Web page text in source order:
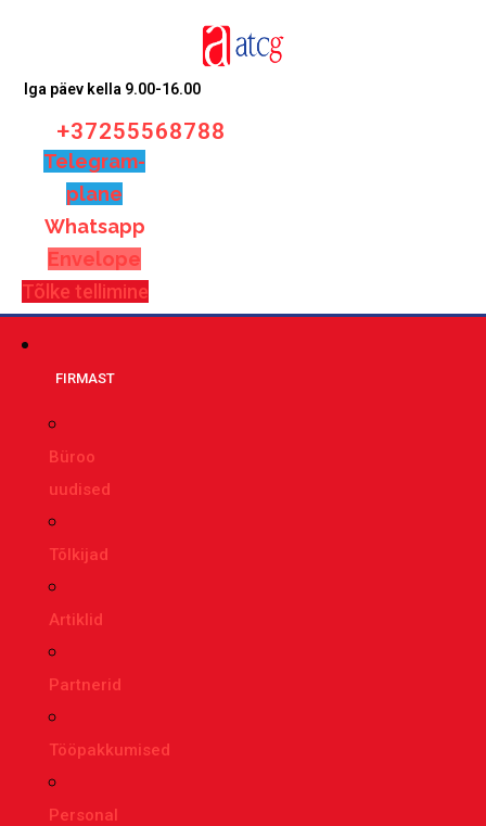
Iga päev kella 9.00-16.00
+37255568788
Telegram-
plane
Whatsapp
Envelope
Tõlke tellimine
FIRMAST
Büroo
uudised
Tõlkijad
Artiklid
Partnerid
Tööpakkumised
Personal